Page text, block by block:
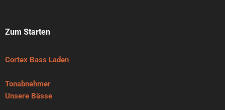
Zum Starten
Cortex Bass Laden
Tonabnehmer
Unsere Bässe